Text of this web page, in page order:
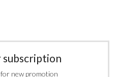
for new promotion